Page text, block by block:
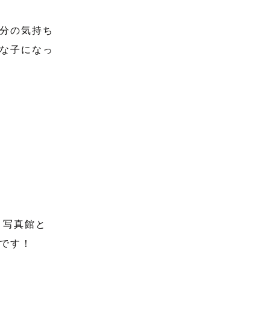
の気持ち
子になっ
真館と
す！